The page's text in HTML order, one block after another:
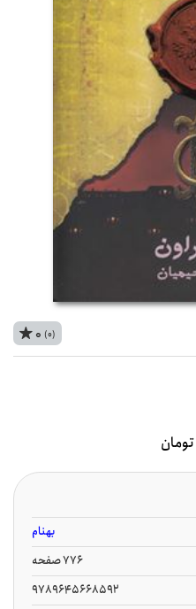
0 (0)
تومان
بهنام
776 صفحه
9789645668592